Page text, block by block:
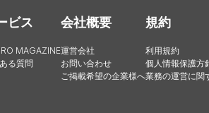
ビス
MAGAZINE
る質問
会社概要
運営会社
お問い合わせ
ご掲載希望の企業様へ
規約
利用規約
個人情報保護方
業務の運営に関